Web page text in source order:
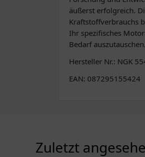
äußerst erfolgreich.
Kraftstoffverbrauchs
Ihr spezifisches
Bedarf auszutauschen.
Hersteller Nr.: NGK
EAN: 087295155424
Zuletzt